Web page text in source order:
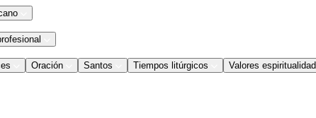
Oración Santos Tiempos litúrgicos Valores espiritualidad